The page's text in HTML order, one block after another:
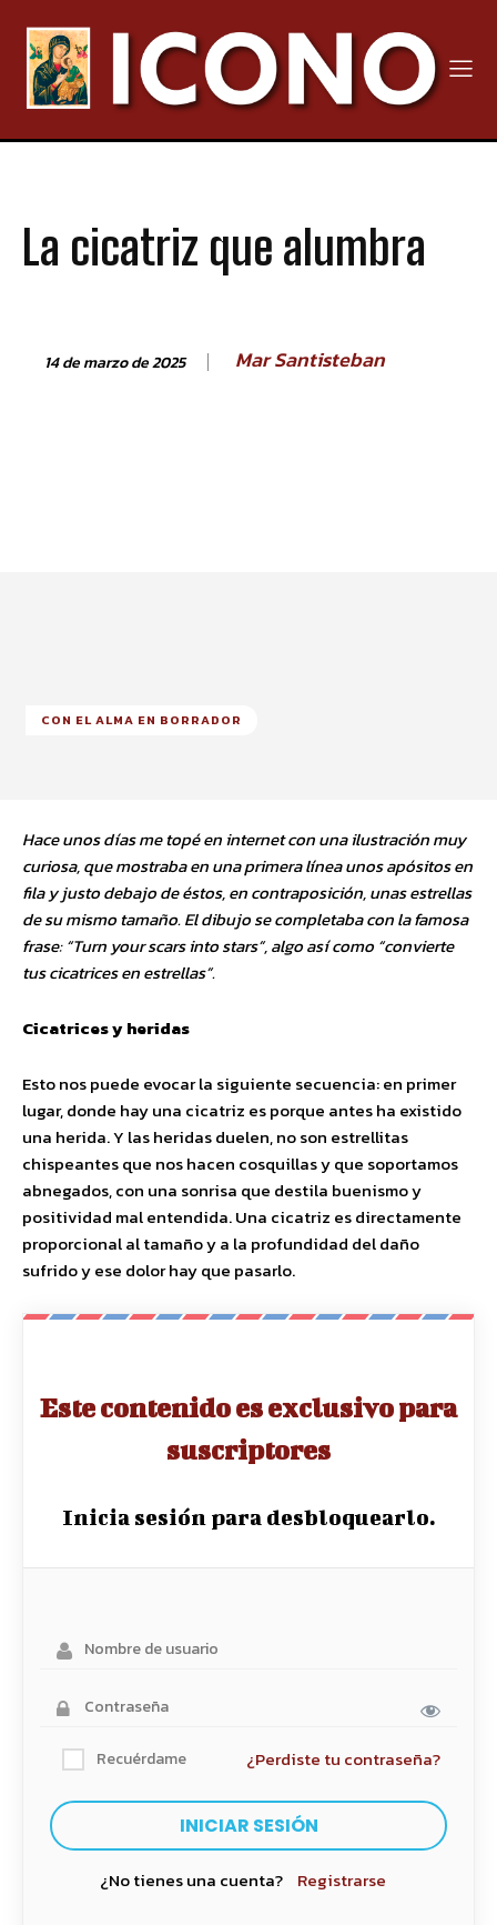
La cicatriz que alumbra
14 de marzo de 2025 Mar Santisteban
CON EL ALMA EN BORRADOR
Hace unos días me topé en internet con una ilustración muy
curiosa, que mostraba en una primera línea unos apósitos en
fila y justo debajo de éstos, en contraposición, unas estrellas
de su mismo tamaño. El dibujo se completaba con la famosa
frase: “Turn your scars into stars”, algo así como “convierte
tus cicatrices en estrellas”.
Cicatrices y heridas
Esto nos puede evocar la siguiente secuencia: en primer
lugar, donde hay una cicatriz es porque antes ha existido
una herida. Y las heridas duelen, no son estrellitas
chispeantes que nos hacen cosquillas y que soportamos
abnegados, con una sonrisa que destila buenismo y
positividad mal entendida. Una cicatriz es directamente
proporcional al tamaño y a la profundidad del daño
sufrido y ese dolor hay que pasarlo.
Este contenido es exclusivo para
suscriptores
Inicia sesión para desbloquearlo.
Recuérdame ¿Perdiste tu contraseña?
¿No tienes una cuenta? Registrarse